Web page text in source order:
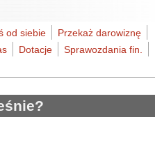
od siebie
Przekaż darowiznę
Dotacje
Sprawozdania fin.